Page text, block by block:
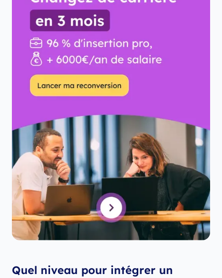
Quel niveau pour intégrer un